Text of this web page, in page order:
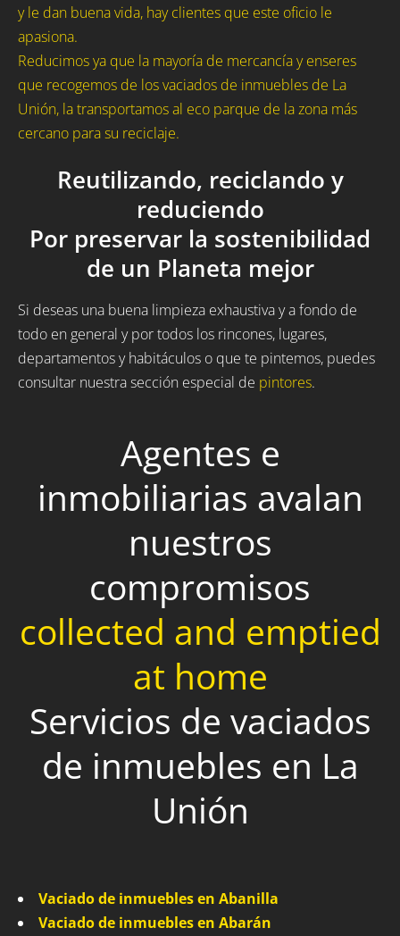
y le dan buena vida, hay clientes que este oficio le
apasiona.
Reducimos ya que la mayoría de mercancía y enseres
que recogemos de los vaciados de inmuebles de La
Unión, la transportamos al eco parque de la zona más
cercano para su reciclaje.
Reutilizando, reciclando y
reduciendo
Por preservar la sostenibilidad
de un Planeta mejor
Si deseas una buena limpieza exhaustiva y a fondo de
todo en general y por todos los rincones, lugares,
departamentos y habitáculos o que te pintemos, puedes
consultar nuestra sección especial de pintores.
Agentes e
inmobiliarias avalan
nuestros
compromisos
collected and emptied
at home
Servicios de vaciados
de inmuebles en La
Unión
Vaciado de inmuebles en Abanilla
Vaciado de inmuebles en Abarán